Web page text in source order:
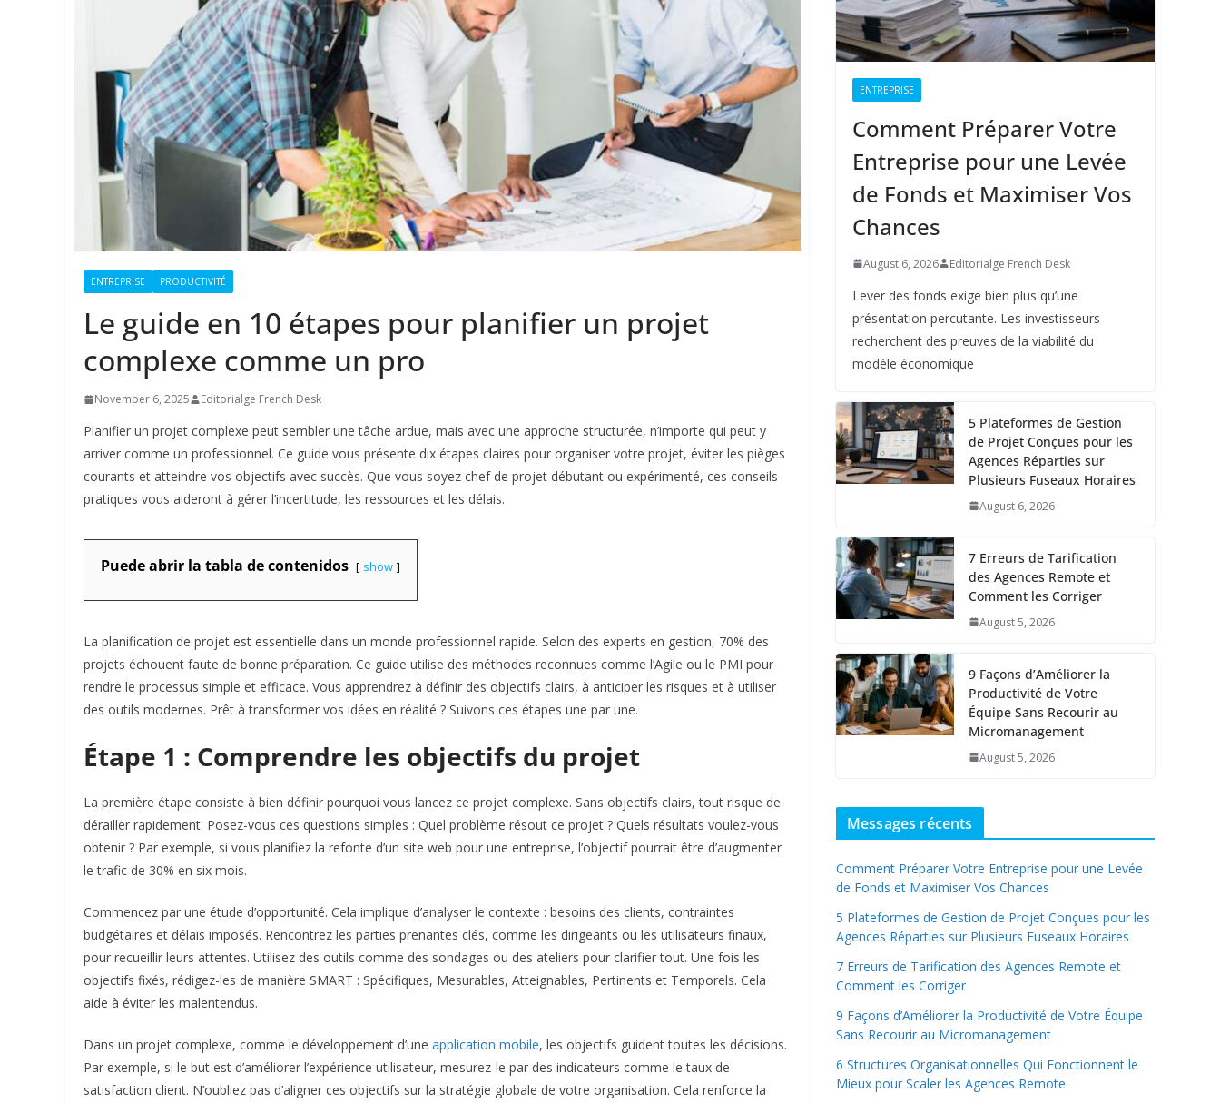
ENTREPRISE PRODUCTIVITÉ
Le guide en 10 étapes pour planifier un projet
complexe comme un pro
November 6, 2025 Editorialge French Desk
Planifier un projet complexe peut sembler une tâche ardue, mais avec une approche structurée, n’importe qui peut y
arriver comme un professionnel. Ce guide vous présente dix étapes claires pour organiser votre projet, éviter les pièges
courants et atteindre vos objectifs avec succès. Que vous soyez chef de projet débutant ou expérimenté, ces conseils
pratiques vous aideront à gérer l’incertitude, les ressources et les délais.
Puede abrir la tabla de contenidos show
La planification de projet est essentielle dans un monde professionnel rapide. Selon des experts en gestion, 70% des
projets échouent faute de bonne préparation. Ce guide utilise des méthodes reconnues comme l’Agile ou le PMI pour
rendre le processus simple et efficace. Vous apprendrez à définir des objectifs clairs, à anticiper les risques et à utiliser
des outils modernes. Prêt à transformer vos idées en réalité ? Suivons ces étapes une par une.​
Étape 1 : Comprendre les objectifs du projet
La première étape consiste à bien définir pourquoi vous lancez ce projet complexe. Sans objectifs clairs, tout risque de
dérailler rapidement. Posez-vous ces questions simples : Quel problème résout ce projet ? Quels résultats voulez-vous
obtenir ? Par exemple, si vous planifiez la refonte d’un site web pour une entreprise, l’objectif pourrait être d’augmenter
le trafic de 30% en six mois.
Commencez par une étude d’opportunité. Cela implique d’analyser le contexte : besoins des clients, contraintes
budgétaires et délais imposés. Rencontrez les parties prenantes clés, comme les dirigeants ou les utilisateurs finaux,
pour recueillir leurs attentes. Utilisez des outils comme des sondages ou des ateliers pour clarifier tout. Une fois les
objectifs fixés, rédigez-les de manière SMART : Spécifiques, Mesurables, Atteignables, Pertinents et Temporels. Cela
aide à éviter les malentendus.
Dans un projet complexe, comme le développement d’une application mobile, les objectifs guident toutes les décisions.
Par exemple, si le but est d’améliorer l’expérience utilisateur, mesurez-le par des indicateurs comme le taux de
satisfaction client. N’oubliez pas d’aligner ces objectifs sur la stratégie globale de votre organisation. Cela renforce la
ENTREPRISE
Comment Préparer Votre
Entreprise pour une Levée
de Fonds et Maximiser Vos
Chances
August 6, 2026 Editorialge French Desk
Lever des fonds exige bien plus qu’une
présentation percutante. Les investisseurs
recherchent des preuves de la viabilité du
modèle économique
5 Plateformes de Gestion
de Projet Conçues pour les
Agences Réparties sur
Plusieurs Fuseaux Horaires
August 6, 2026
7 Erreurs de Tarification
des Agences Remote et
Comment les Corriger
August 5, 2026
9 Façons d’Améliorer la
Productivité de Votre
Équipe Sans Recourir au
Micromanagement
August 5, 2026
Messages récents
Comment Préparer Votre Entreprise pour une Levée
de Fonds et Maximiser Vos Chances
5 Plateformes de Gestion de Projet Conçues pour les
Agences Réparties sur Plusieurs Fuseaux Horaires
7 Erreurs de Tarification des Agences Remote et
Comment les Corriger
9 Façons d’Améliorer la Productivité de Votre Équipe
Sans Recourir au Micromanagement
6 Structures Organisationnelles Qui Fonctionnent le
Mieux pour Scaler les Agences Remote